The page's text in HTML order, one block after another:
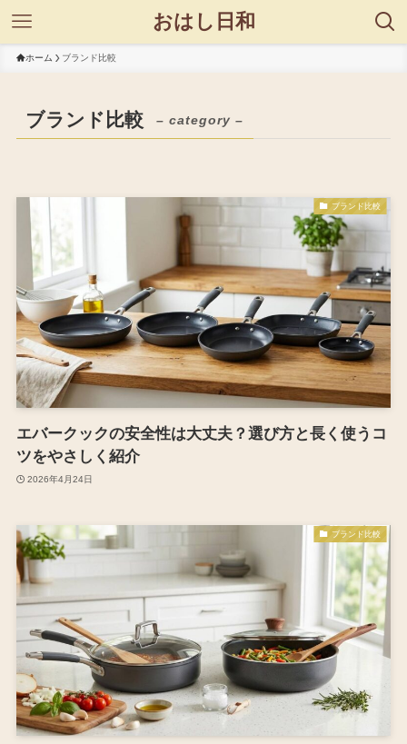
おはし日和
ホーム ブランド比較
ブランド比較 – category –
ブランド比較
エバークックの安全性は大丈夫？選び方と長く使うコ
ツをやさしく紹介
2026年4月24日
ブランド比較